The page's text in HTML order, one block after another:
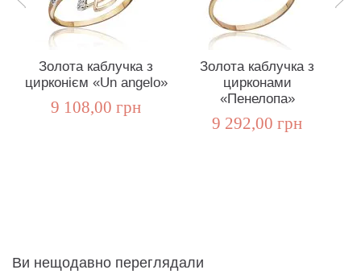
Золота каблучка з
цирконієм «Un angelo»
9 108,00 грн
Золота каблучка з
цирконами
«Пенелопа»
9 292,00 грн
Ви нещодавно переглядали